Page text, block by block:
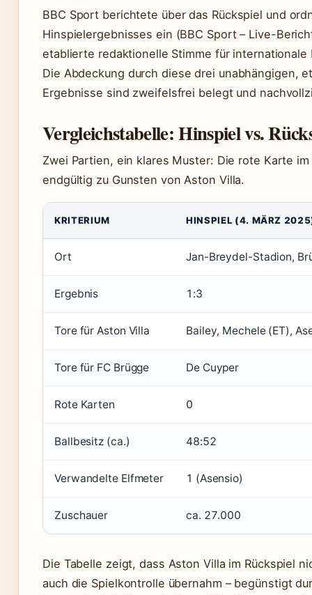
BBC Sport berichtete über das Rückspiel und
Hinspielergebnisses ein (BBC Sport – Live-
etablierte redaktionelle Stimme für internationale
Die Abdeckung durch diese drei unabhängigen,
Ergebnisse sind zweifelsfrei belegt und
Vergleichstabelle: Hinspiel vs.
Zwei Partien, ein klares Muster: Die rote Karte
endgültig zu Gunsten von Aston Villa.
KRITERIUM HINSPIEL (4. MÄRZ
Ort Jan-Breydel-Stadion,
Ergebnis 1:3
Tore für Aston Villa Bailey, Mechele (ET),
Tore für FC Brügge De Cuyper
Rote Karten 0
Ballbesitz (ca.) 48:52
Verwandelte Elfmeter 1 (Asensio)
Zuschauer ca. 27.000
Die Tabelle zeigt, dass Aston Villa im Rückspiel
auch die Spielkontrolle übernahm – begünstigt